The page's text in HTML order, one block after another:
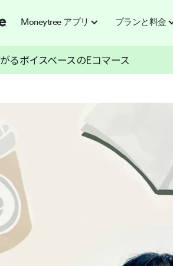
Moneytree アプリ プランと料金
るボイスベースのEコマース